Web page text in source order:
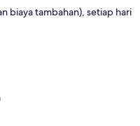
biaya tambahan), setiap hari